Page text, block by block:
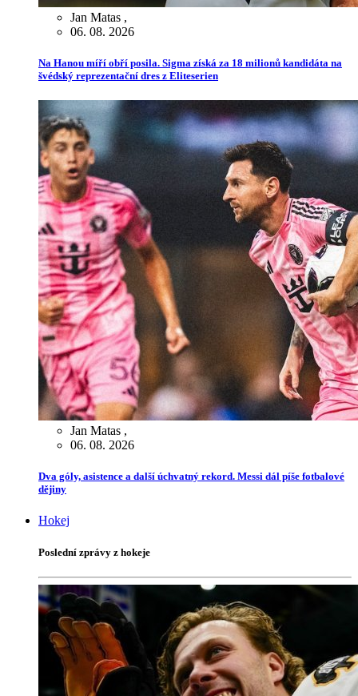
Jan Matas ,
06. 08. 2026
Na Hanou míří obří posila. Sigma získá za 18 milionů kandidáta na
švédský reprezentační dres z Eliteserien
Jan Matas ,
06. 08. 2026
Dva góly, asistence a další úchvatný rekord. Messi dál píše fotbalové
dějiny
Hokej
Poslední zprávy z hokeje